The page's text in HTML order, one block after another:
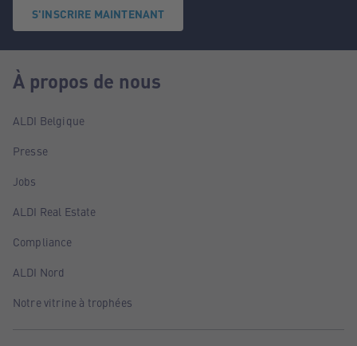
S'INSCRIRE MAINTENANT
À propos de nous
ALDI Belgique
Presse
Jobs
ALDI Real Estate
Compliance
ALDI Nord
Notre vitrine à trophées